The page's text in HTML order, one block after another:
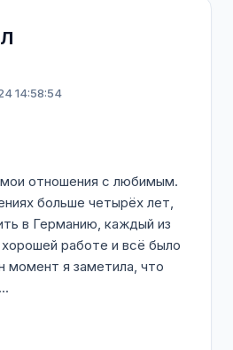
14:58:54
отношения с любимым.
больше четырёх лет,
в Германию, каждый из
работе и всё было
момент я заметила, что